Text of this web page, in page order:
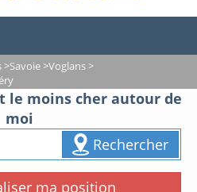
>Savoie>Voglans>
le moins cher autour de
moi
Rechercher
ma position